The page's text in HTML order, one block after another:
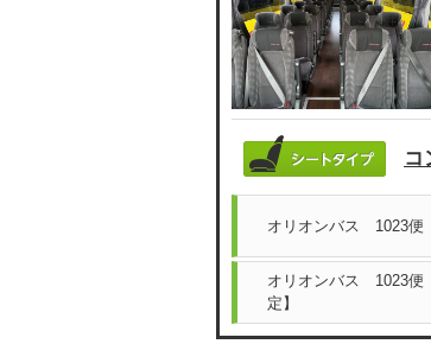
コ
オリオンバス 1023
オリオンバス 1023
定】